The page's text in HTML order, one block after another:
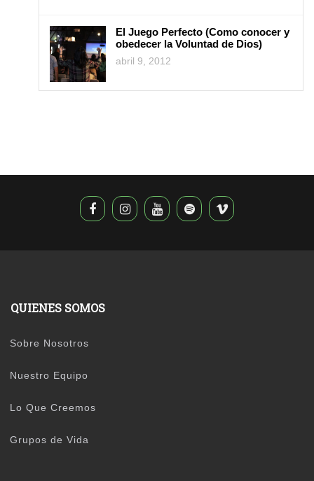
El Juego Perfecto (Como conocer y
obedecer la Voluntad de Dios)
abril 9, 2012
QUIENES SOMOS
Sobre Nosotros
Nuestro Equipo
Lo Que Creemos
Grupos de Vida